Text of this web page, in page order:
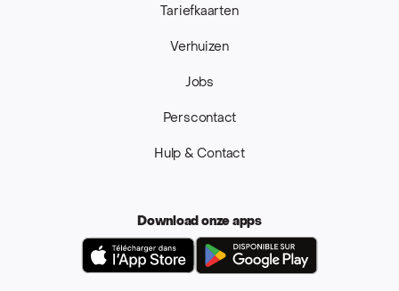
Tariefkaarten
Verhuizen
Jobs
Perscontact
Hulp & Contact
Download onze apps
App Store